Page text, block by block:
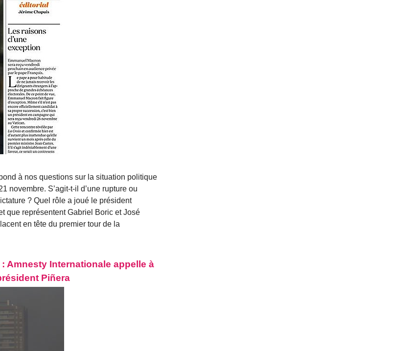
à nos questions sur la situation politique
novembre. S’agit-t-il d’une rupture ou
? Quel rôle a joué le président
que représentent Gabriel Boric et José
en tête du premier tour de la
Amnesty Internationale appelle à
Piñera